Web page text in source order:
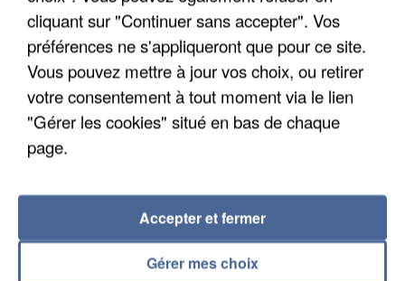
cliquant sur "Continuer sans accepter". Vos
préférences ne s'appliqueront que pour ce site.
Vous pouvez mettre à jour vos choix, ou retirer
votre consentement à tout moment via le lien
"Gérer les cookies" situé en bas de chaque
page.
Gérer mes choix
Accepter et fermer